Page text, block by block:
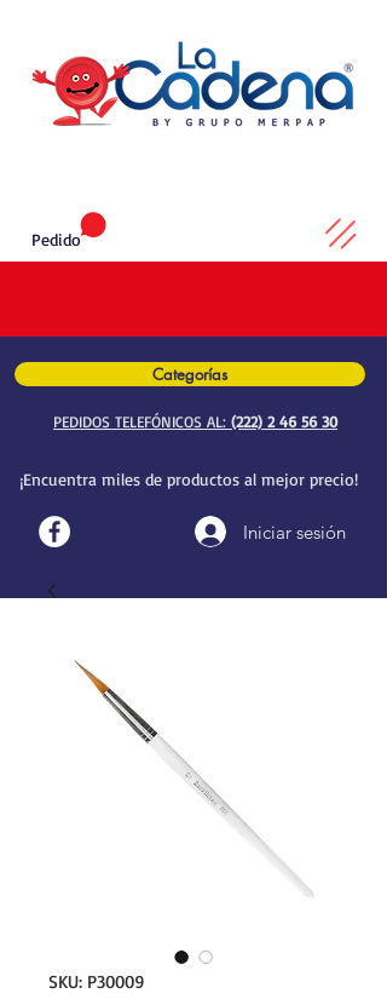
Categorías
PEDIDOS TELEFÓNICOS AL: (222) 2 46 56 30
¡Encuentra miles de productos al mejor precio!
Iniciar sesión
Pedido
SKU: P30009